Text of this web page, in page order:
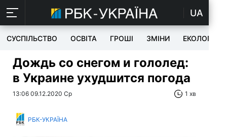
UA
СУСПІЛЬСТВО ОСВІТА ГРОШІ ЗМІНИ ЕКОЛОГІЯ
Дождь со снегом и гололед:
в Украине ухудшится погода
13:06 09.12.2020 Ср 1 хв
РБК-УКРАЇНА